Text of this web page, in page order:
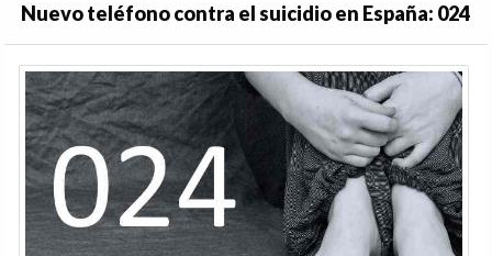
Nuevo teléfono contra el suicidio en España: 024